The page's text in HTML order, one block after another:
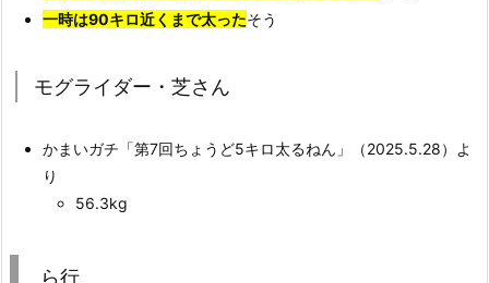
一時は90キロ近くまで太ったそう
モグライダー・芝さん
かまいガチ「第7回ちょうど5キロ太るねん」（2025.5.28）よ
り
56.3kg
ら行